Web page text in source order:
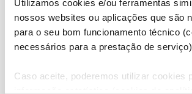
Utilizamos cookies e/ou ferramentas
nossos websites ou aplicações que são
para o seu bom funcionamento técnico
necessários para a prestação de
Caso aceite, poderemos utilizar cookies